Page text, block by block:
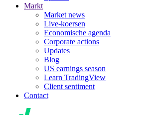
Markt
Market news
Live-koersen
Economische agenda
Corporate actions
Updates
Blog
US earnings season
Learn TradingView
Client sentiment
Contact